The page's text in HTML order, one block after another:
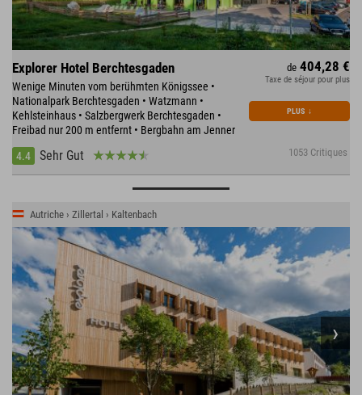
Explorer Hotel Berchtesgaden
Wenige Minuten vom berühmten Königssee •
Nationalpark Berchtesgaden • Watzmann •
Kehlsteinhaus • Salzbergwerk Berchtesgaden •
Freibad nur 200 m entfernt • Bergbahn am Jenner
4.4
Sehr Gut 1053 Critiques
de 404,28 €
Taxe de séjour pour plus
PLUS ↓
Autriche › Zillertal › Kaltenbach